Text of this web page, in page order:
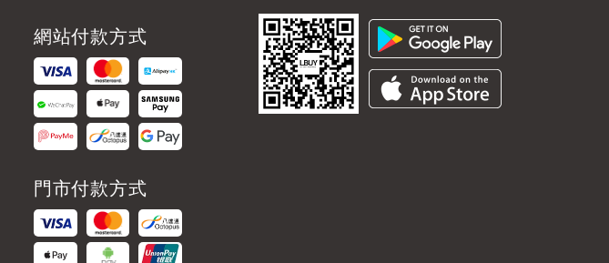
網站付款方式
門市付款方式